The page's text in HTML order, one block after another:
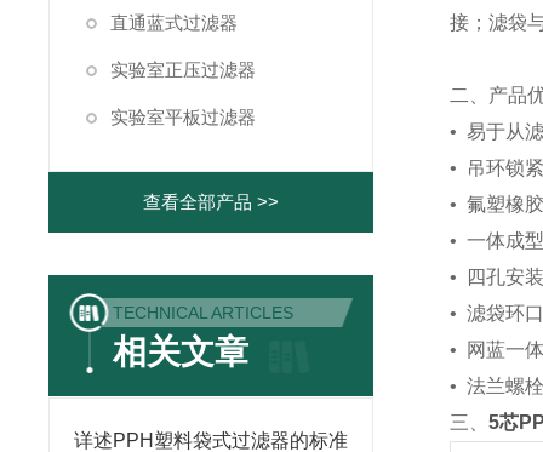
直通蓝式过滤器
实验室正压过滤器
实验室平板过滤器
查看全部产品 >>
TECHNICAL ARTICLES
相关文章
详述PPH塑料袋式过滤器的标准
接；滤袋
二、产品
• 易于从
• 吊环锁
• 氟塑橡
• 一体成
• 四孔安
• 滤袋环
• 网蓝一
• 法兰螺
三、5芯